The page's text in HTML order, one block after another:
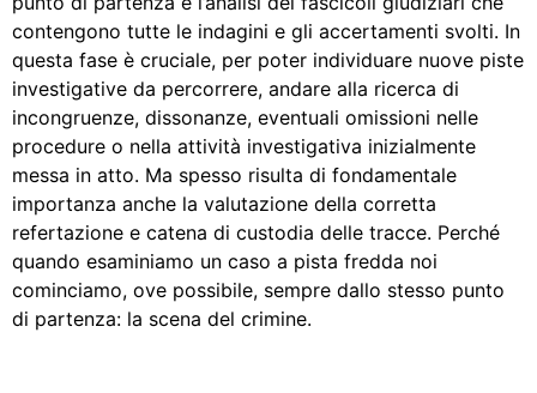
contengono tutte le indagini e gli accertamenti svolti. In
questa fase è cruciale, per poter individuare nuove piste
investigative da percorrere, andare alla ricerca di
incongruenze, dissonanze, eventuali omissioni nelle
procedure o nella attività investigativa inizialmente
messa in atto. Ma spesso risulta di fondamentale
importanza anche la valutazione della corretta
refertazione e catena di custodia delle tracce. Perché
quando esaminiamo un caso a pista fredda noi
cominciamo, ove possibile, sempre dallo stesso punto
di partenza: la scena del crimine.